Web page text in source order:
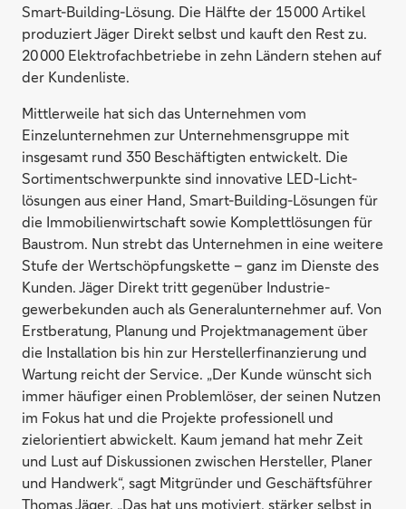
Smart-Building-Lösung. Die Hälfte der 15 000 Artikel
produziert Jäger Direkt selbst und kauft den Rest zu.
20 000 Elektro­fachbetriebe in zehn Ländern stehen auf
der Kundenliste.
Mittlerweile hat sich das Unternehmen vom
Einzelunternehmen zur Unternehmensgruppe mit
insgesamt rund 350 Beschäftigten entwickelt. Die
Sortimentschwerpunkte sind innovative LED-Licht­
lösungen aus einer Hand, Smart-Building-Lösungen für
die Immobilien­wirtschaft sowie Komplettlösungen für
Baustrom. Nun strebt das Unternehmen in eine weitere
Stufe der Wertschöpfungskette – ganz im Dienste des
Kunden. Jäger Direkt tritt gegenüber Industrie­
gewerbe­kunden auch als Generalunternehmer auf. Von
Erstberatung, Planung und Projektmanagement über
die Installation bis hin zur Hersteller­finanzierung und
Wartung reicht der Service. „Der Kunde wünscht sich
immer häufiger einen Problemlöser, der seinen Nutzen
im Fokus hat und die Projekte professionell und
zielorientiert abwickelt. Kaum jemand hat mehr Zeit
und Lust auf Diskussionen zwischen Hersteller, Planer
und Handwerk“, sagt Mitgründer und Geschäftsführer
Thomas Jäger. „Das hat uns motiviert, stärker selbst in